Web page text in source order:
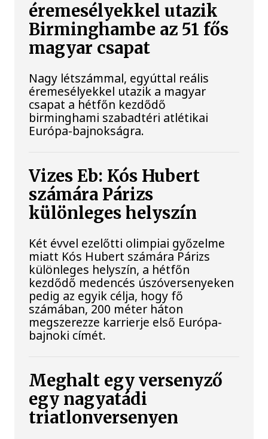
éremesélyekkel utazik
Birminghambe az 51 fős
magyar csapat
Nagy létszámmal, egyúttal reális
éremesélyekkel utazik a magyar
csapat a hétfőn kezdődő
birminghami szabadtéri atlétikai
Európa-bajnokságra.
Vizes Eb: Kós Hubert
számára Párizs
különleges helyszín
Két évvel ezelőtti olimpiai győzelme
miatt Kós Hubert számára Párizs
különleges helyszín, a hétfőn
kezdődő medencés úszóversenyeken
pedig az egyik célja, hogy fő
számában, 200 méter háton
megszerezze karrierje első Európa-
bajnoki címét.
Meghalt egy versenyző
egy nagyatádi
triatlonversenyen